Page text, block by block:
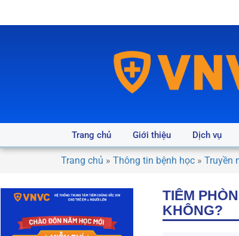
Trang chủ Giới thiệu Dịch vụ
Trang chủ » Thông tin bệnh học » Truyền
TIÊM
KHÔNG?